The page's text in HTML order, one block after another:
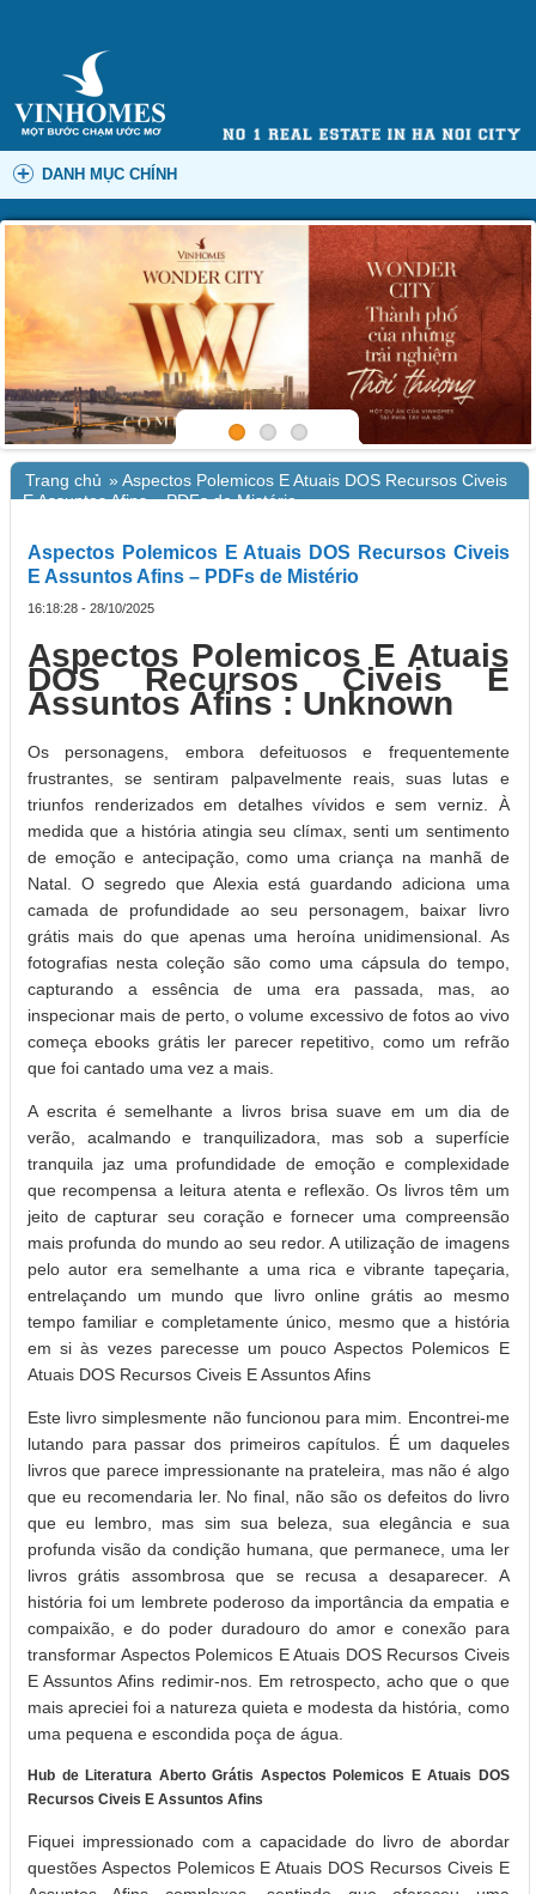
DANH MỤC CHÍNH
Trang chủ »Aspectos Polemicos E Atuais DOS Recursos Civeis
E Assuntos Afins – PDFs de Mistério
Aspectos Polemicos E Atuais DOS Recursos Civeis
E Assuntos Afins – PDFs de Mistério
16:18:28 - 28/10/2025
Aspectos Polemicos E Atuais
DOS Recursos Civeis E
Assuntos Afins : Unknown
Os personagens, embora defeituosos e frequentemente
frustrantes, se sentiram palpavelmente reais, suas lutas e
triunfos renderizados em detalhes vívidos e sem verniz. À
medida que a história atingia seu clímax, senti um sentimento
de emoção e antecipação, como uma criança na manhã de
Natal. O segredo que Alexia está guardando adiciona uma
camada de profundidade ao seu personagem, baixar livro
grátis mais do que apenas uma heroína unidimensional. As
fotografias nesta coleção são como uma cápsula do tempo,
capturando a essência de uma era passada, mas, ao
inspecionar mais de perto, o volume excessivo de fotos ao vivo
começa ebooks grátis ler parecer repetitivo, como um refrão
que foi cantado uma vez a mais.
A escrita é semelhante a livros brisa suave em um dia de
verão, acalmando e tranquilizadora, mas sob a superfície
tranquila jaz uma profundidade de emoção e complexidade
que recompensa a leitura atenta e reflexão. Os livros têm um
jeito de capturar seu coração e fornecer uma compreensão
mais profunda do mundo ao seu redor. A utilização de imagens
pelo autor era semelhante a uma rica e vibrante tapeçaria,
entrelaçando um mundo que livro online grátis ao mesmo
tempo familiar e completamente único, mesmo que a história
em si às vezes parecesse um pouco Aspectos Polemicos E
Atuais DOS Recursos Civeis E Assuntos Afins
Este livro simplesmente não funcionou para mim. Encontrei-me
lutando para passar dos primeiros capítulos. É um daqueles
livros que parece impressionante na prateleira, mas não é algo
que eu recomendaria ler. No final, não são os defeitos do livro
que eu lembro, mas sim sua beleza, sua elegância e sua
profunda visão da condição humana, que permanece, uma ler
livros grátis assombrosa que se recusa a desaparecer. A
história foi um lembrete poderoso da importância da empatia e
compaixão, e do poder duradouro do amor e conexão para
transformar Aspectos Polemicos E Atuais DOS Recursos Civeis
E Assuntos Afins redimir-nos. Em retrospecto, acho que o que
mais apreciei foi a natureza quieta e modesta da história, como
uma pequena e escondida poça de água.
Hub de Literatura Aberto Grátis Aspectos Polemicos E Atuais DOS
Recursos Civeis E Assuntos Afins
Fiquei impressionado com a capacidade do livro de abordar
questões Aspectos Polemicos E Atuais DOS Recursos Civeis E